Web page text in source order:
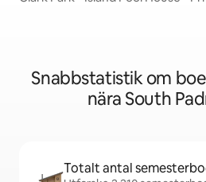
Snabbstatistik om
nära South
Totalt antal